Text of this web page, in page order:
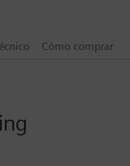
Cómo comprar